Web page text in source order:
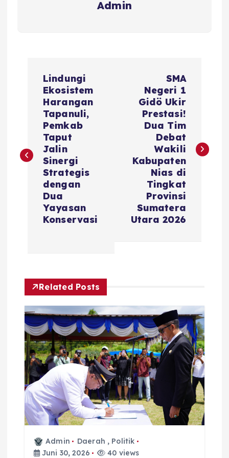
Admin
Lindungi
Ekosistem
Harangan
Tapanuli,
Pemkab
Taput
Jalin
Sinergi
Strategis
dengan
Dua
Yayasan
Konservasi
SMA
Negeri 1
Gidö Ukir
Prestasi!
Dua Tim
Debat
Wakili
Kabupaten
Nias di
Tingkat
Provinsi
Sumatera
Utara 2026
Related Posts
Admin Daerah , Politik
Juni 30, 2026
40 views